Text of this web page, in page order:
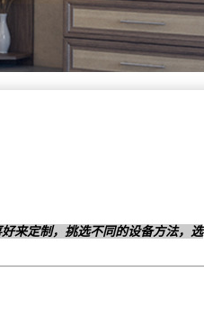
来定制，挑选不同的设备方法，选